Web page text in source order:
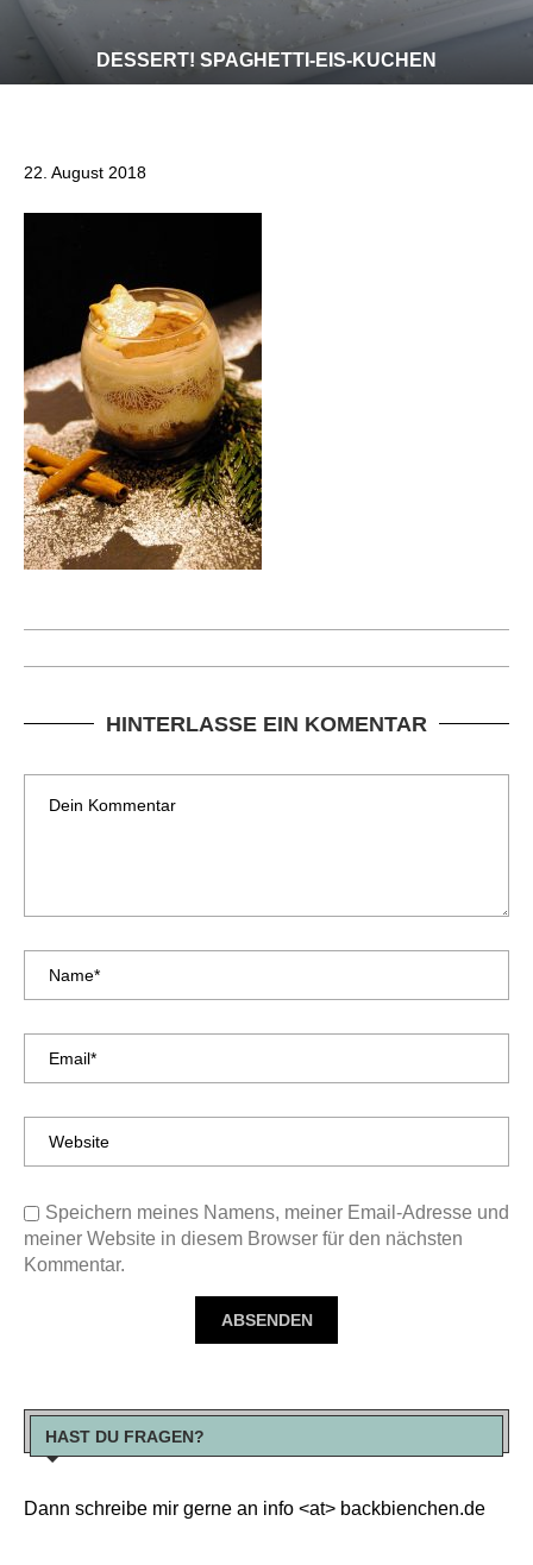
DESSERT! SPAGHETTI-EIS-KUCHEN
22. August 2018
HINTERLASSE EIN KOMENTAR
Speichern meines Namens, meiner Email-Adresse und
meiner Website in diesem Browser für den nächsten
Kommentar.
HAST DU FRAGEN?
Dann schreibe mir gerne an info <at> backbienchen.de